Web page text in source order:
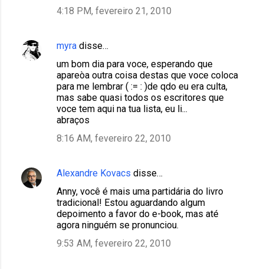
4:18 PM, fevereiro 21, 2010
myra disse…
um bom dia para voce, esperando que
apareòa outra coisa destas que voce coloca
para me lembrar ( := : )de qdo eu era culta,
mas sabe quasi todos os escritores que
voce tem aqui na tua lista, eu li...
abraços
8:16 AM, fevereiro 22, 2010
Alexandre Kovacs disse…
Anny, você é mais uma partidária do livro
tradicional! Estou aguardando algum
depoimento a favor do e-book, mas até
agora ninguém se pronunciou.
9:53 AM, fevereiro 22, 2010